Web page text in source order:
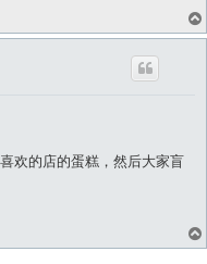
欢的店的蛋糕，然后大家盲